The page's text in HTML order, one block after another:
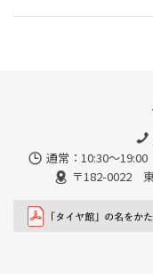
通常：10:30～
〒182-0022